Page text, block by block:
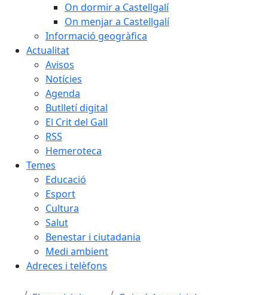
On dormir a Castellgalí
On menjar a Castellgalí
Informació geogràfica
Actualitat
Avisos
Notícies
Agenda
Butlletí digital
El Crit del Gall
RSS
Hemeroteca
Temes
Educació
Esport
Cultura
Salut
Benestar i ciutadania
Medi ambient
Adreces i telèfons